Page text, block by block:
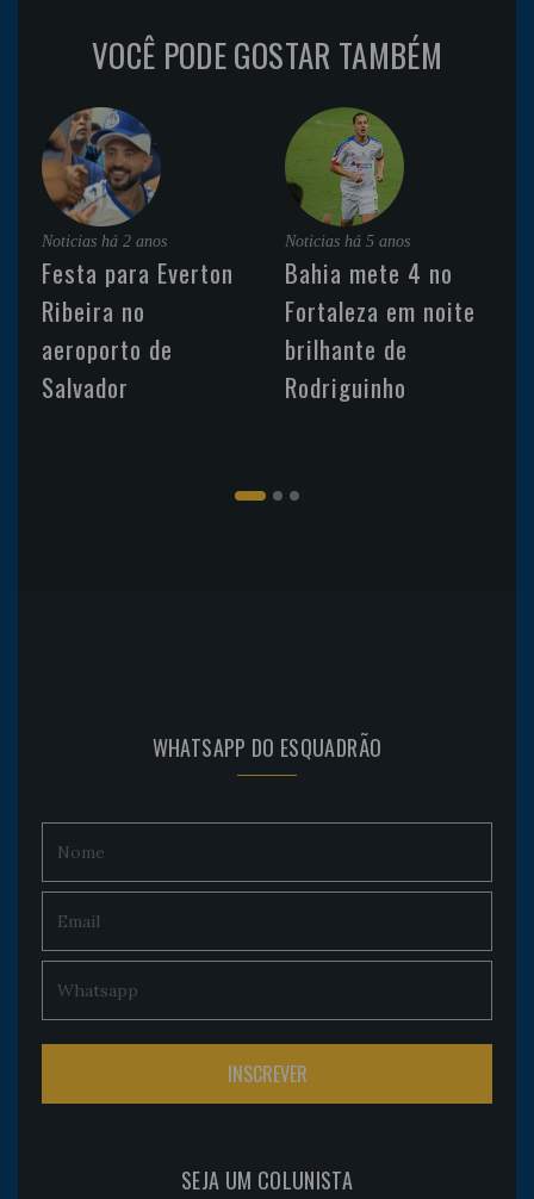
VOCÊ PODE GOSTAR TAMBÉM
Noticias há 2 anos
Festa para Everton
Ribeira no
aeroporto de
Salvador
Noticias há 5 anos
Bahia mete 4 no
Fortaleza em noite
brilhante de
Rodriguinho
WHATSAPP DO ESQUADRÃO
SEJA UM COLUNISTA